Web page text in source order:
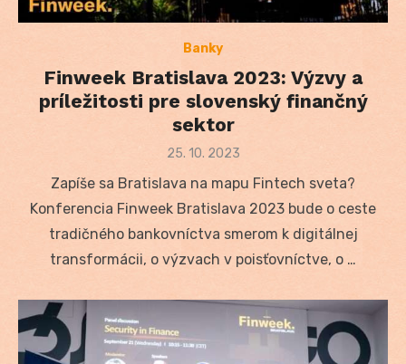
Banky
Finweek Bratislava 2023: Výzvy a
príležitosti pre slovenský finančný
sektor
Posted
25. 10. 2023
Zapíše sa Bratislava na mapu Fintech sveta?
Konferencia Finweek Bratislava 2023 bude o ceste
tradičného bankovníctva smerom k digitálnej
transformácii, o výzvach v poisťovníctve, o …